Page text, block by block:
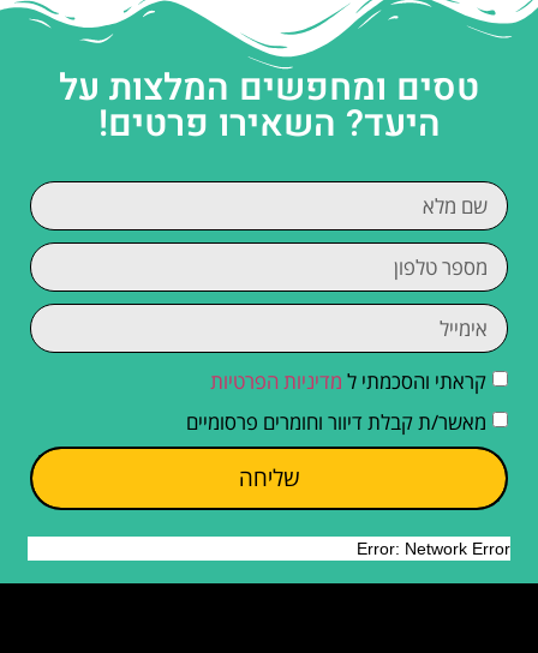
טסים ומחפשים המלצות על
היעד? השאירו פרטים!
קראתי והסכמתי ל מדיניות הפרטיות
מאשר/ת קבלת דיוור וחומרים פרסומיים
שליחה